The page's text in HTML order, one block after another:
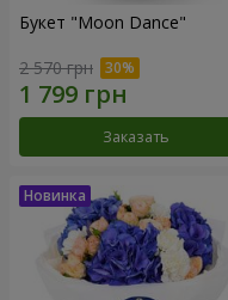
Букет "Moon Dance"
2 570 грн
Заказать